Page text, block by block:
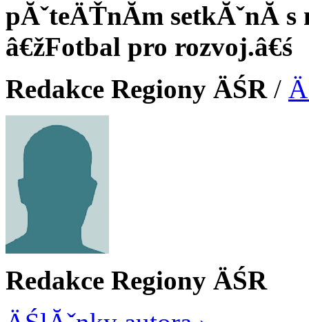
pĂˇteÄŤnĂ­m setkĂˇnĂ­
â€žFotbal pro rozvoj.â€ś
Redakce Regiony ÄŚR/
Redakce Regiony ÄŚR